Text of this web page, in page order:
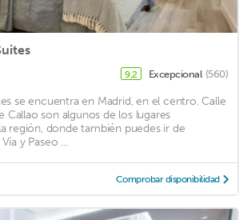
9,2 Excepcional (560)
se encuentra en Madrid, en el centro. Calle
Callao son algunos de los lugares
región, donde también puedes ir de
y Paseo ...
Comprobar disponibilidad